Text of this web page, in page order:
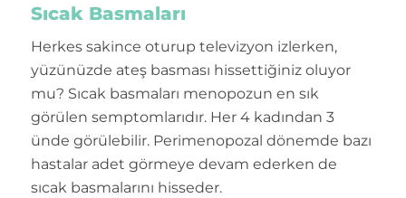
Sıcak Basmaları
Herkes sakince oturup televizyon izlerken,
yüzünüzde ateş basması hissettiğiniz oluyor
mu? Sıcak basmaları menopozun en sık
görülen semptomlarıdır. Her 4 kadından 3
ünde görülebilir. Perimenopozal dönemde bazı
hastalar adet görmeye devam ederken de
sıcak basmalarını hisseder.